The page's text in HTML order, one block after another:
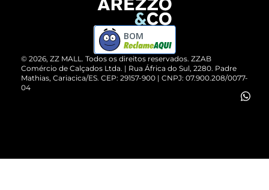
ZZ MALL é confiável
Cartão Presente
Vendas Corporativas
Devolução do Produto
Compre pelo WhatsApp
© 2026, ZZ MALL. Todos os direitos reservados. ZZAB
Comércio de Calçados Ltda. | Rua África do Sul, 2280. Padre
Mathias, Cariacica/ES. CEP: 29157-900 | CNPJ: 07.900.208/0077-
04
BOM